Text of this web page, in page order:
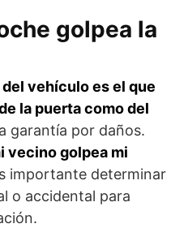
golpea la
vehículo es el que
la puerta como del
garantía por daños.
vecino golpea mi
importante determinar
o accidental para